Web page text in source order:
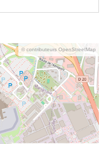
© contributeurs OpenStreetMap